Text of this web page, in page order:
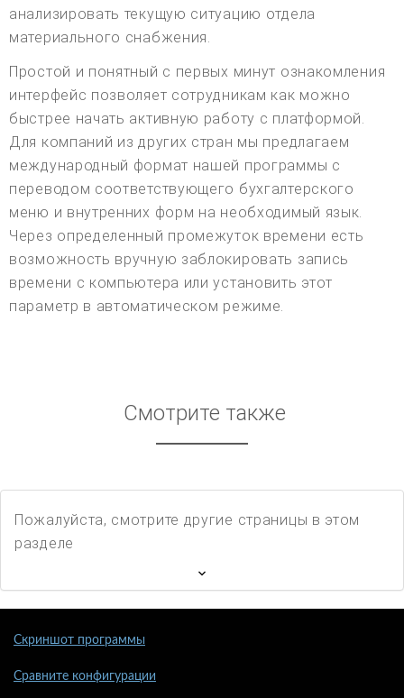
анализировать текущую ситуацию отдела
материального снабжения.
Простой и понятный с первых минут ознакомления
интерфейс позволяет сотрудникам как можно
быстрее начать активную работу с платформой.
Для компаний из других стран мы предлагаем
международный формат нашей программы с
переводом соответствующего бухгалтерского
меню и внутренних форм на необходимый язык.
Через определенный промежуток времени есть
возможность вручную заблокировать запись
времени с компьютера или установить этот
параметр в автоматическом режиме.
Смотрите также
Пожалуйста, смотрите другие страницы в этом
разделе
Скриншот программы
Сравните конфигурации